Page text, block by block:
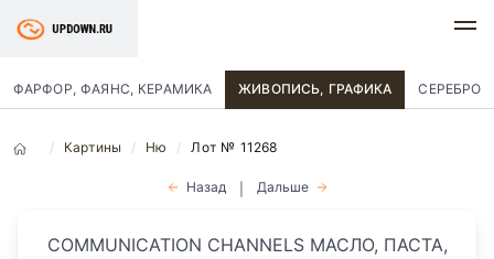
ФАРФОР, ФАЯНС, КЕРАМИКА ЖИВОПИСЬ, ГРАФИКА СЕРЕБРО
Картины Ню Лот № 11268
Назад Дальше
COMMUNICATION CHANNELS МАСЛО, ПАСТА,